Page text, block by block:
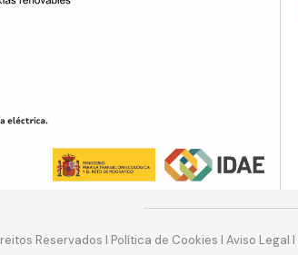
Reservados I Política de Cookies I Aviso Legal I